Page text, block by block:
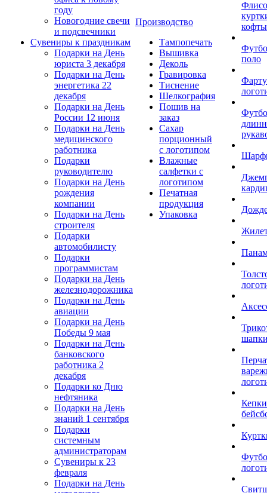
году
Новогодние свечи
и подсвечники
Сувениры к праздникам
Подарки на День
юриста 3 декабря
Подарки на День
энергетика 22
декабря
Подарки на День
России 12 июня
Подарки на День
медицинского
работника
Подарки
руководителю
Подарки на День
рождения
компании
Подарки на День
строителя
Подарки
автомобилисту
Подарки
программистам
Подарки на День
железнодорожника
Подарки на День
авиации
Подарки на День
Победы 9 мая
Подарки на День
банковского
работника 2
декабря
Подарки ко Дню
нефтяника
Подарки на День
знаний 1 сентября
Подарки
системным
администраторам
Сувениры к 23
февраля
Подарки на День
Производство
Тампопечать
Вышивка
Деколь
Гравировка
Тиснение
Шелкография
Пошив на
заказ
Сахар
порционный
с логотипом
Влажные
салфетки с
логотипом
Печатная
продукция
Упаковка
кофты
поло